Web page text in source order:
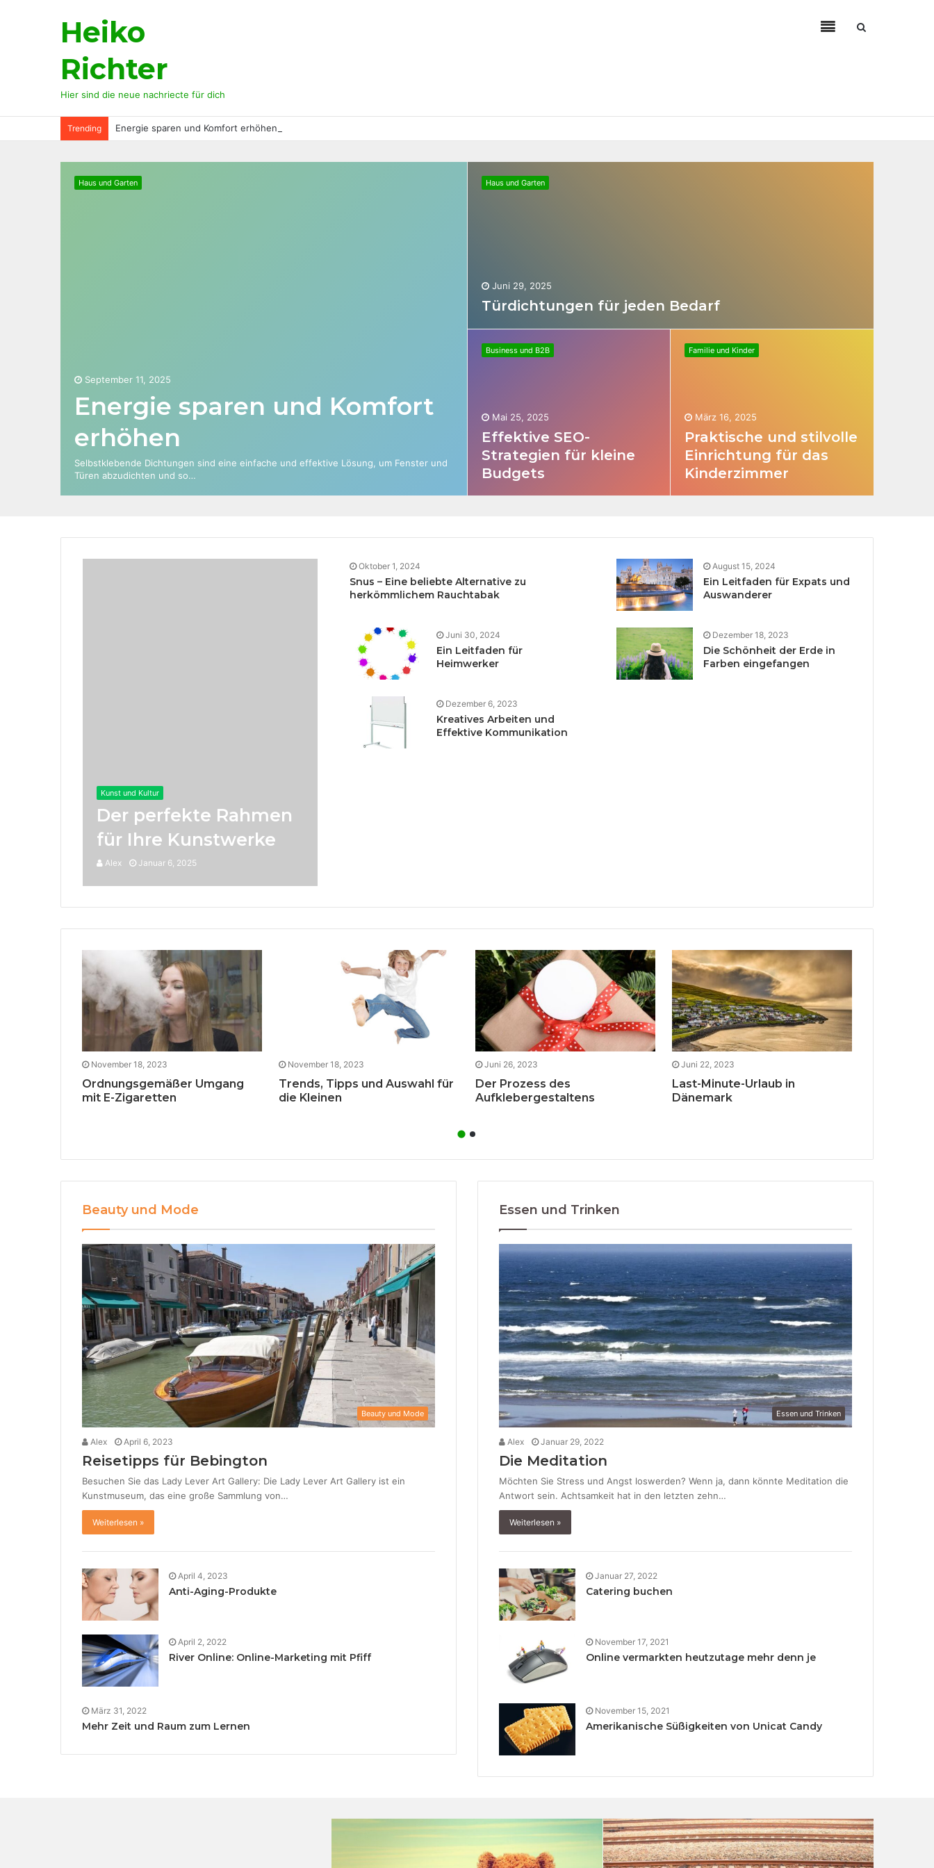
Heiko
Richter
Hier sind die neue nachriecte für dich
Unser
Trending Energie sparen und Komfort erhöhen
Haus und Garten
September 11, 2025
Energie sparen und Komfort
erhöhen
Selbstklebende Dichtungen sind eine einfache und effektive Lösung, um Fenster und
Türen abzudichten und so…
Haus und Garten
Juni 29, 2025
Türdichtungen für jeden Bedarf
Business und B2B
Mai 25, 2025
Effektive SEO-
Strategien für kleine
Budgets
Familie und Kinder
März 16, 2025
Praktische und stilvolle
Einrichtung für das
Kinderzimmer
Kunst und Kultur
Der perfekte Rahmen
für Ihre Kunstwerke
Alex Januar 6, 2025
Oktober 1, 2024
Snus – Eine beliebte Alternative zu
herkömmlichem Rauchtabak
August 15, 2024
Ein Leitfaden für Expats und
Auswanderer
Juni 30, 2024
Ein Leitfaden für
Heimwerker
Dezember 18, 2023
Die Schönheit der Erde in
Farben eingefangen
Dezember 6, 2023
Kreatives Arbeiten und
Effektive Kommunikation
November 18, 2023
Ordnungsgemäßer Umgang
mit E-Zigaretten
November 18, 2023
Trends, Tipps und Auswahl für
die Kleinen
Juni 26, 2023
Der Prozess des
Aufklebergestaltens
Juni 22, 2023
Last-Minute-Urlaub in
Dänemark
Beauty und Mode
Beauty und Mode
Alex April 6, 2023
Reisetipps für Bebington
Besuchen Sie das Lady Lever Art Gallery: Die Lady Lever Art Gallery ist ein
Kunstmuseum, das eine große Sammlung von…
Weiterlesen »
April 4, 2023
Anti-Aging-Produkte
April 2, 2022
River Online: Online-Marketing mit Pfiff
März 31, 2022
Mehr Zeit und Raum zum Lernen
Essen und Trinken
Essen und Trinken
Alex Januar 29, 2022
Die Meditation
Möchten Sie Stress und Angst loswerden? Wenn ja, dann könnte Meditation die
Antwort sein. Achtsamkeit hat in den letzten zehn…
Weiterlesen »
Januar 27, 2022
Catering buchen
November 17, 2021
Online vermarkten heutzutage mehr denn je
November 15, 2021
Amerikanische Süßigkeiten von Unicat Candy